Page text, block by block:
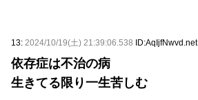
13: 2024/10/19(土) 21:39:06.538 ID:AqIjfNwvd.net
依存症は不治の病
生きてる限り一生苦しむ